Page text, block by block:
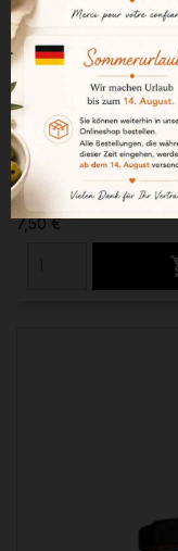
Нарезанные
7,50 €